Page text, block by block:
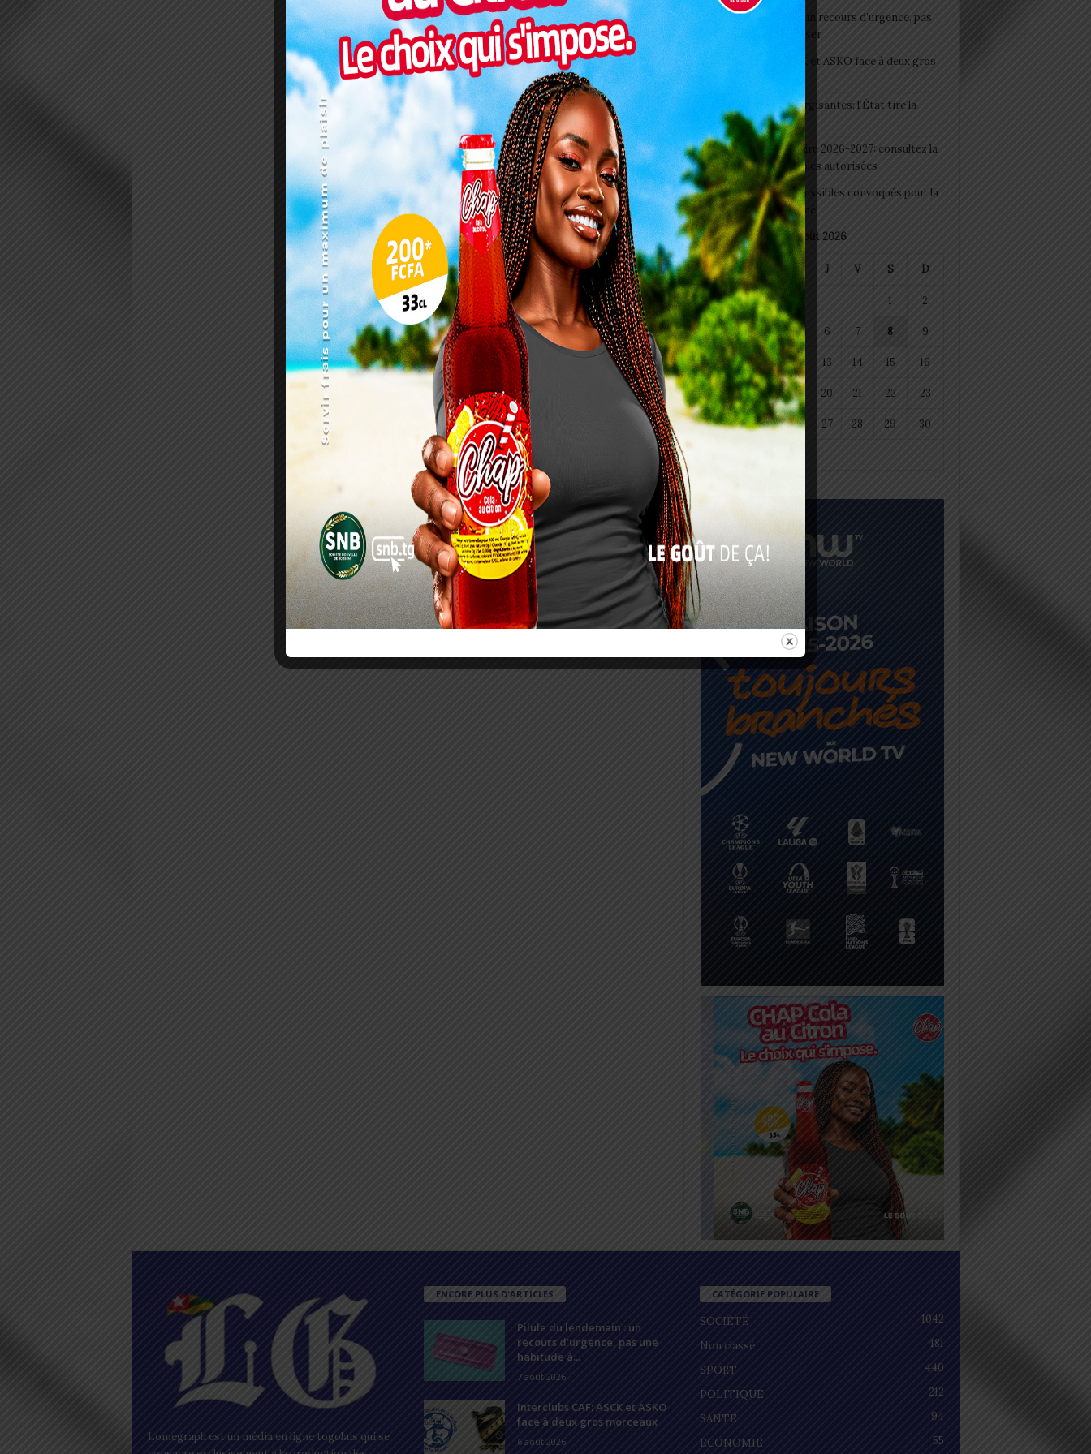
Pilule du lendemain : un recours d’urgence, pas
une habitude à banaliser
Interclubs CAF: ASCK et ASKO face à deux gros
Togo/ Boissons énergisantes: l’État tire la
sonnette d’alarme
Togo/ Rentrée scolaire 2026-2027: consultez la
liste officielle des écoles autorisées
ESSAL 2026 : les admissibles convoqués pour la
visite médicale à Lomé
août 2026
L M M J V S D
1 2
3 4 5 6 7 8 9
10 11 12 13 14 15 16
17 18 19 20 21 22 23
24 25 26 27 28 29 30
Lomegraph est un média en ligne togolais qui se
ENCORE PLUS D'ARTICLES
Pilule du lendemain : un
recours d’urgence, pas une
habitude à...
7 août 2026
Interclubs CAF: ASCK et ASKO
face à deux gros morceaux
6 août 2026
CATÉGORIE POPULAIRE
SOCIÉTÉ
1042
Non classé
481
SPORT
440
POLITIQUE
212
SANTÉ
94
ECONOMIE
55